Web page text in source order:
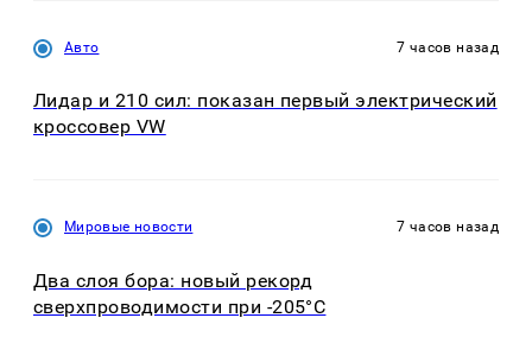
Авто 7 часов назад
Лидар и 210 сил: показан первый электрический
кроссовер VW
Мировые новости 7 часов назад
Два слоя бора: новый рекорд
сверхпроводимости при -205°C